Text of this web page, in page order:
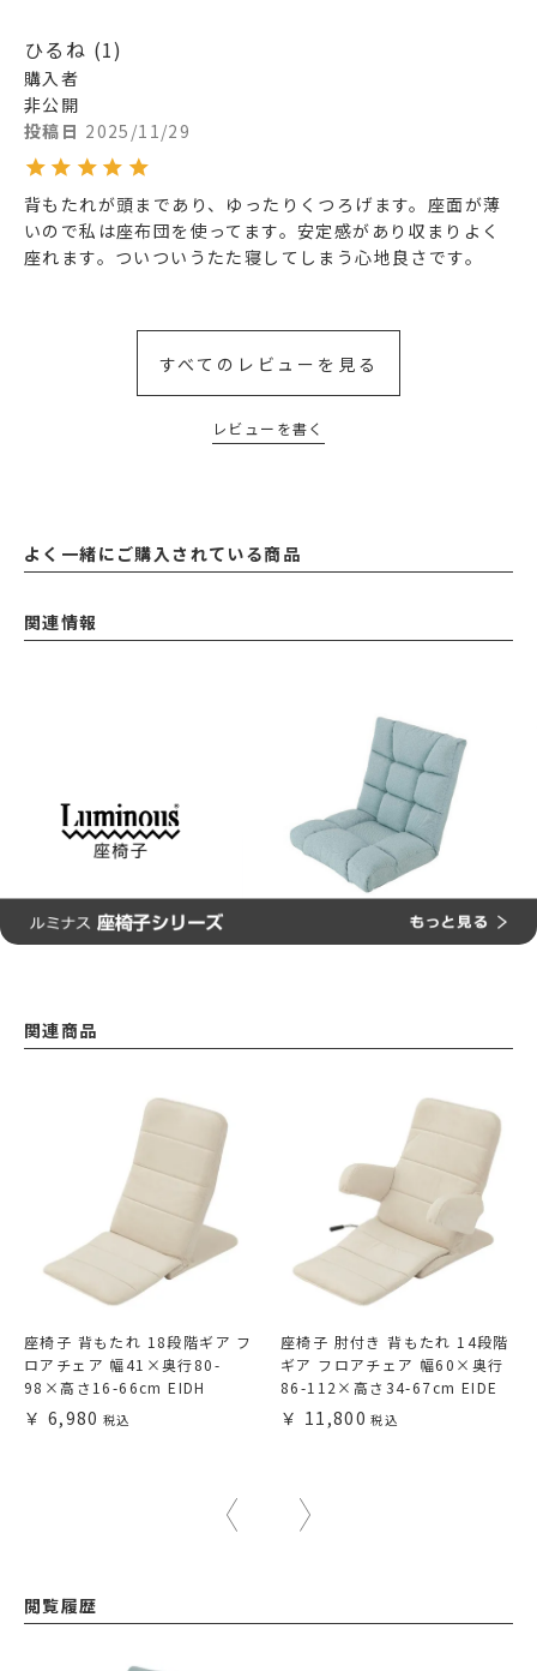
ひるね 1
購入者
非公開
投稿日 2025/11/29
背もたれが頭まであり、ゆったりくつろげます。座面が薄
いので私は座布団を使ってます。安定感があり収まりよく
座れます。ついついうたた寝してしまう心地良さです。
すべてのレビューを見る
レビューを書く
よく一緒にご購入されている商品
関連情報
関連商品
座椅子 背もたれ 18段階ギア フ
ロアチェア 幅41×奥行80-
98×高さ16-66cm EIDH
6,980
座椅子 肘付き 背もたれ 14段階
ギア フロアチェア 幅60×奥行
86-112×高さ34-67cm EIDE
11,800
閲覧履歴